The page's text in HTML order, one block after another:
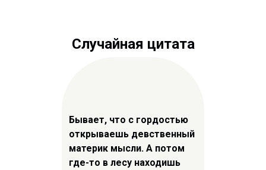
Случайная цитата
Бывает, что с гордостью
открываешь девственный
материк мысли. А потом
где-то в лесу находишь